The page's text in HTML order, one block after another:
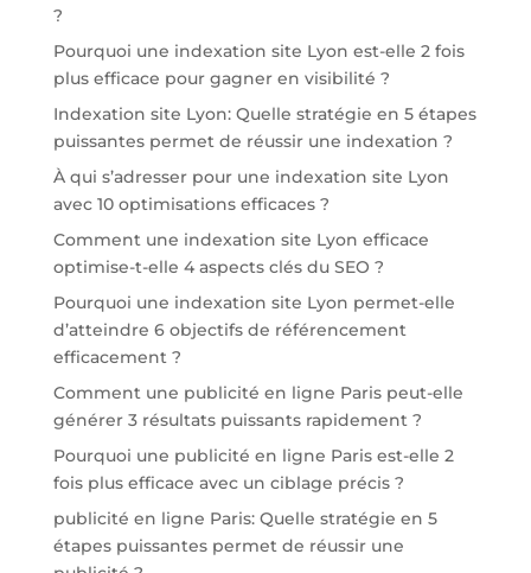
?
Pourquoi une indexation site Lyon est-elle 2 fois
plus efficace pour gagner en visibilité ?
Indexation site Lyon: Quelle stratégie en 5 étapes
puissantes permet de réussir une indexation ?
À qui s’adresser pour une indexation site Lyon
avec 10 optimisations efficaces ?
Comment une indexation site Lyon efficace
optimise-t-elle 4 aspects clés du SEO ?
Pourquoi une indexation site Lyon permet-elle
d’atteindre 6 objectifs de référencement
efficacement ?
Comment une publicité en ligne Paris peut-elle
générer 3 résultats puissants rapidement ?
Pourquoi une publicité en ligne Paris est-elle 2
fois plus efficace avec un ciblage précis ?
publicité en ligne Paris: Quelle stratégie en 5
étapes puissantes permet de réussir une